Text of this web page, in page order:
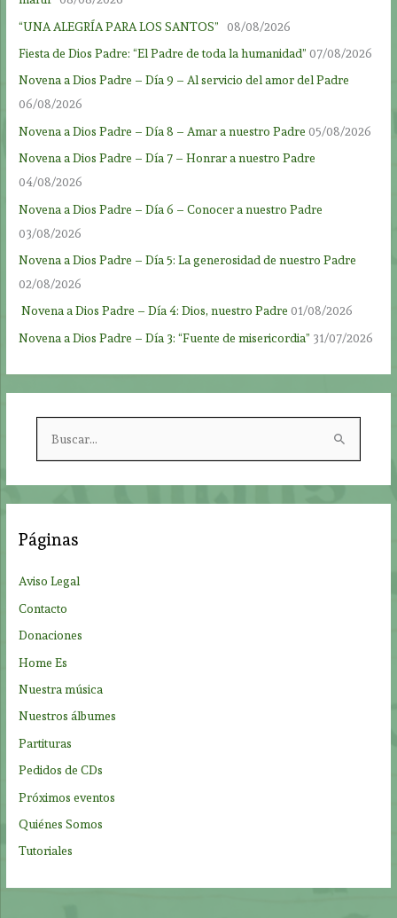
“UNA ALEGRÍA PARA LOS SANTOS”
08/08/2026
Fiesta de Dios Padre: “El Padre de toda la humanidad” 07/08/2026
Novena a Dios Padre – Día 9 – Al servicio del amor del Padre
06/08/2026
Novena a Dios Padre – Día 8 – Amar a nuestro Padre 05/08/2026
Novena a Dios Padre – Día 7 – Honrar a nuestro Padre
04/08/2026
Novena a Dios Padre – Día 6 – Conocer a nuestro Padre
03/08/2026
Novena a Dios Padre – Día 5: La generosidad de nuestro Padre
02/08/2026
Novena a Dios Padre – Día 4: Dios, nuestro Padre 01/08/2026
Novena a Dios Padre – Día 3: “Fuente de misericordia” 31/07/2026
r
:
Páginas
Aviso Legal
Contacto
Donaciones
Home Es
Nuestra música
Nuestros álbumes
Partituras
Pedidos de CDs
Próximos eventos
Quiénes Somos
Tutoriales